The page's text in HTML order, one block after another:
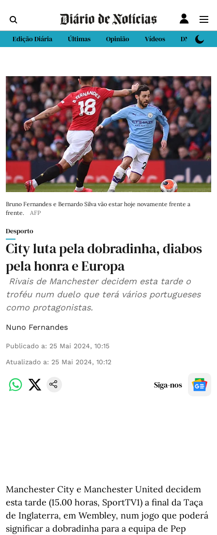
Edição Diária Últimas Opinião Vídeos DN Sport
Bruno Fernandes e Bernardo Silva vão estar hoje novamente frente a
frente.
AFP
Desporto
City luta pela dobradinha, diabos
pela honra e Europa
Rivais de Manchester decidem esta tarde o
troféu num duelo que terá vários portugueses
como protagonistas.
Nuno Fernandes
Publicado a: 25 Mai 2024, 10:15
Atualizado a: 25 Mai 2024, 10:12
Siga-nos
Manchester City e Manchester United decidem
esta tarde (15.00 horas, SportTV1) a final da Taça
de Inglaterra, em Wembley, num jogo que poderá
significar a dobradinha para a equipa de Pep